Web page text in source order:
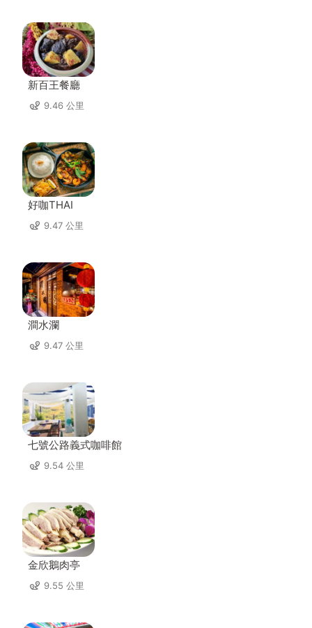
新百王餐廳
9.46 公里
好咖THAI
9.47 公里
澗水瀾
9.47 公里
七號公路義式咖啡館
9.54 公里
金欣鵝肉亭
9.55 公里